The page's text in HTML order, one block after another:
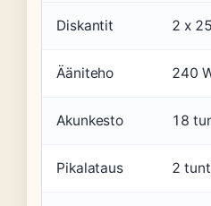
Diskantit 2 x
Ääniteho 240
Akunkesto 18
Pikalataus 2